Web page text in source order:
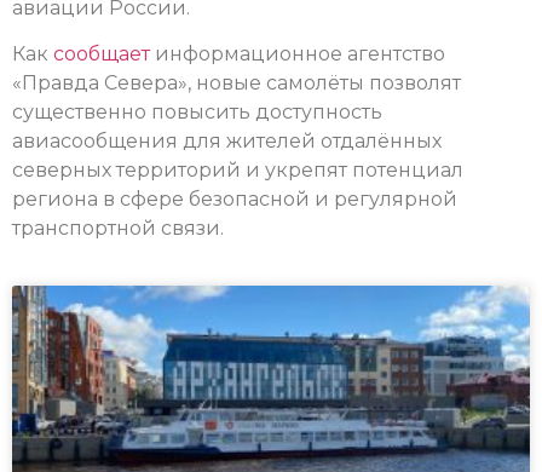
авиации России.
Как сообщаетинформационное агентство
«Правда Севера», новые самолёты позволят
существенно повысить доступность
авиасообщения для жителей отдалённых
северных территорий и укрепят потенциал
региона в сфере безопасной и регулярной
транспортной связи.